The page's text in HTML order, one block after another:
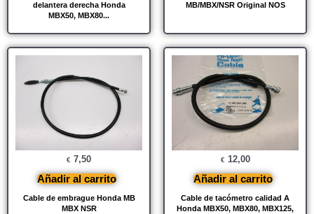
delantera derecha Honda
MBX50, MBX80...
MB/MBX/NSR Original NOS
Cable de embrague Honda MB
MBX NSR
€ 7,50
Añadir al carrito
Cable de tacómetro calidad A
Honda MBX50, MBX80, MBX125,
€ 12,00
Añadir al carrito